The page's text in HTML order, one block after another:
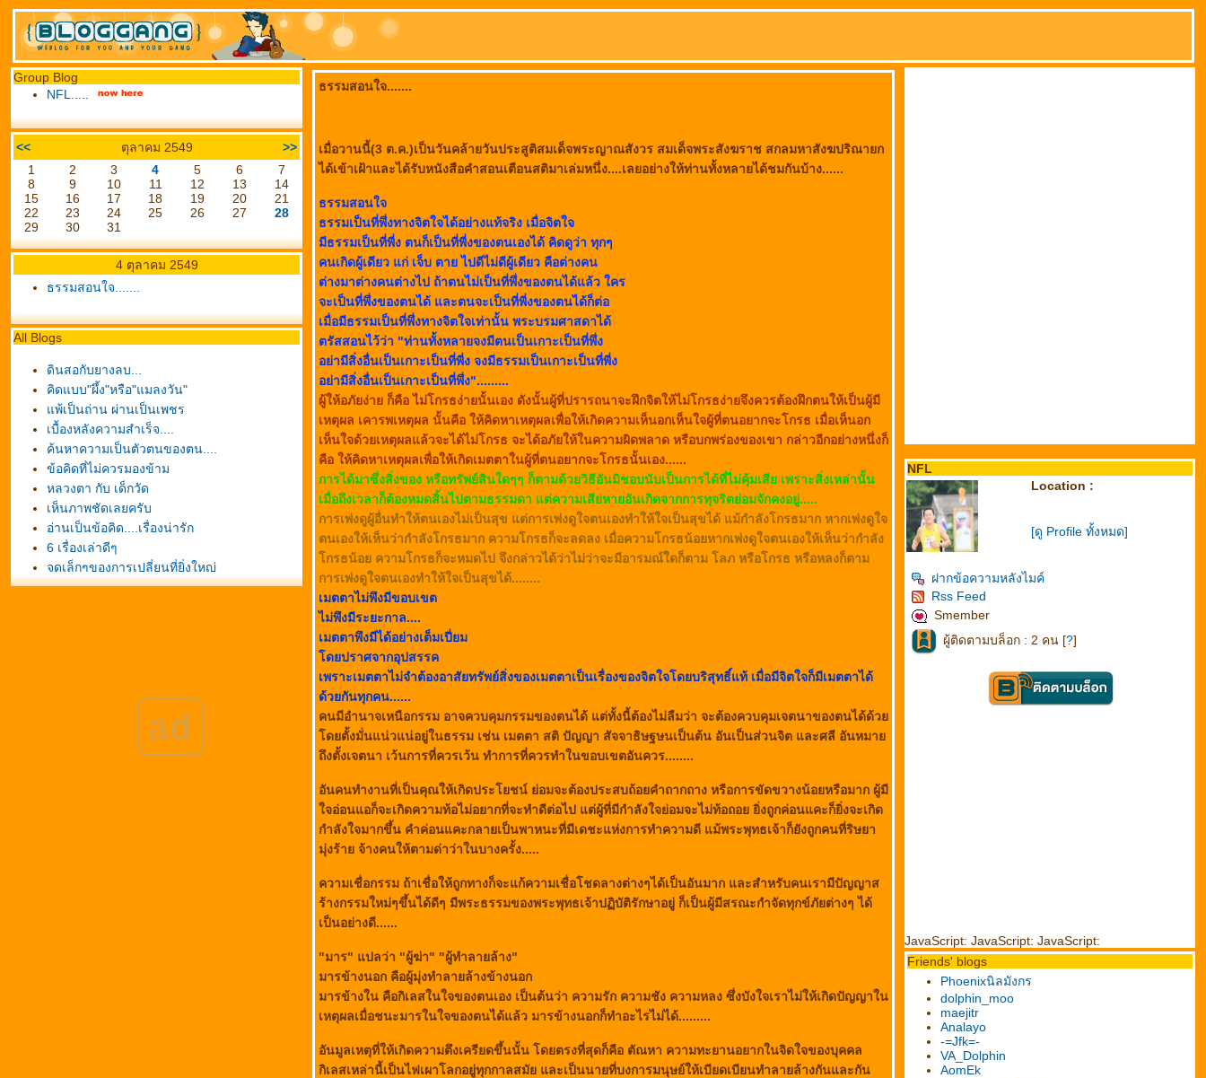
Group Blog
NFL.....
<< ตุลาคม 2549
>>
1
2 3 4 5 6
7
8
9 10 11 12 13
14
15
16 17 18 19 20
21
22
23 24 25 26 27
28
29
30 31
4 ตุลาคม 2549
ธรรมสอนใจ.......
All Blogs
ดินสอกับยางลบ...
คิดแบบ"ผึ้ง"หรือ"แมลงวัน"
พ้เป็นถ่าน ผ่านเป็นเพชร
เบื้องหลังความสำเร็จ....
ค้นหาความเป็นตัวตนของตน....
ข้อคิดที่ไม่ควรมองข้าม
หลวงตา กับ เด็กวัด
เห็นภาพชัดเลยครับ
อ่านเป็นข้อคิด....เรื่องน่ารัก
6 เรื่องเล่าดีๆ
จุดเล็กๆของการเปลี่ยนที่ยิ่งใหญ่
เสียง"สะท้อน" กฎแห่งชีวิต
รวบรวมเพลงเกี่ยวกับพ่อหลวง
ad
ธรรมสอนใจ.......
เมื่อวานนี้(3 ต.ค.)เป็นวันคล้ายวันประสูติสมเด็จพระญาณสังวร สมเด็จพระสังฆราช สกลมหาสังฆปริณายก
ได้เข้าเฝ้าและได้รับหนังสือคำสอนเตือนสติมาเล่มหนึ่ง....เลยอย่างให้ท่านทั้งหลายได้ชมกันบ้าง......
ธรรมสอนใจ
ธรรมเป็นที่พึ่งทางจิตใจได้อย่างแท้จริง เมื่อจิตใจ
มีธรรมเป็นที่พี่ง ตนก็เป็นที่พี่งของตนเองได้ คิดดูว่า ทุกๆ
คนเกิดผู้เดียว แก่ เจ็บ ตาย ไปดีไม่ดีผู้เดียว คือต่างคน
ต่างมาต่างคนต่างไป ถ้าตนไม่เป็นที่พึ่งของตนได้แล้ว ใคร
จะเป็นที่พึ่งของตนได้ และตนจะเป็นที่พี่งของตนได้ก็ต่อ
เมื่อมีธรรมเป็นที่พึ่งทางจิตใจเท่านั้น พระบรมศาสดาได้
ตรัสสอนไว้ว่า "ท่านทั้งหลายจงมีตนเป็นเกาะเป็นที่พึ่ง
อย่ามีสิ่งอื่นเป็นเกาะเป็นที่พี่ง จงมีธรรมเป็นเกาะเป็นที่พี่ง
อย่ามีสิ่งอื่นเป็นเกาะเป็นที่พึ่ง".........
ผู้ให้อภัยง่าย ก็คือ ไม่โกรธง่ายนั้นเอง ดังนั้นผู้ที่ปรารถนาจะฝึกจิตให้ไม่โกรธง่ายจึงควรต้องฝึกตนให้เป็นผู้มี
เหตุผล เคารพเหตุผล นั้นคือ ให้คิดหาเหตุผลเพื่อให้เกิดความเห็นอกเห็นใจผู้ที่ตนอยากจะโกรธ เมื่อเห็นอก
เห็นใจด้วยเหตุผลแล้วจะได้ไม่โกรธ จะได้อภัยให้ในความผิดพลาด หรือบกพร่องของเขา กล่าวอีกอย่างหนึ่งก็
คือ ให้คิดหาเหตุผลเพื่อให้เกิดเมตตาในผู้ที่ตนอยากจะโกรธนั้นเอง......
การได้มาซึ่งสิ่งของ หรือทรัพย์สินใดๆๆ ก็ตามด้วยวิธีอันมิชอบนับเป็นการได้ที่ไม่คุ้มเสีย เพราะสิ่งเหล่านั้น
เมื่อถึงเวลาก็ต้องหมดสิ้นไปตามธรรมดา แต่ความเสียหายอันเกิดจากการทุจริตย่อมจักคงอยู่.....
การเพ่งดูผู้อื่นทำให้ตนเองไม่เป็นสุข แต่การเพ่งดูใจตนเองทำให้ใจเป็นสุขได้ แม้กำลังโกรธมาก หากเพ่งดูใจ
ตนเองให้เห็นว่ากำลังโกรธมาก ความโกรธก็จะลดลง เมื่อความโกรธน้อยหากเพ่งดูใจตนเองให้เห็นว่ากำลัง
กรธน้อย ความโกรธก็จะหมดไป จึงกล่าวได้ว่าไม่ว่าจะมีอารมณ์ใดก็ตาม โลภ หรือโกรธ หรือหลงก็ตาม
การเพ่งดูใจตนเองทำให้ใจเป็นสุขได้........
เมตตาไม่พึงมีขอบเขต
ไม่พึงมีระยะกาล....
เมตตาพึงมีได้อย่างเต็มเปี่ยม
ดยปราศจากอุปสรรค
เพราะเมตตาไม่จำต้องอาสัยทรัพย์สิ่งของเมตตาเป็นเรื่องของจิตใจโดยบริสุทธิ์แท้ เมื่อมีจิตใจก็มีเมตตาได้
ด้วยกันทุกคน......
คนมีอำนาจเหนือกรรม อาจควบคุมกรรมของตนได้ แต่ทั้งนี้ต้องไม่ลืมว่า จะต้องควบคุมเจตนาของตนได้ด้ว
ดยตั้งมั่นแน่วแน่อยู่ในธรรม เช่น เมตตา สติ ปัญญา สัจจาธิษฐษนเป็นต้น อันเป็นส่วนจิต และศลี อันหมา
ถึงตั้งเจตนา เว้นการที่ควรเว้น ทำการที่ควรทำในขอบเขตอันควร........
อันคนทำงานที่เป็นคุณให้เกิดประโยชน์ ย่อมจะต้องประสบถ้อยคำถากถาง หรือการขัดขวางน้อยหรือมาก ผู้มี
จอ่อนแอก็จะเกิดความท้อไม่อยากที่จะทำดีต่อไป แต่ผู้ที่มีกำลังใจย่อมจะไม่ท้อถอย ยิ่งถูกค่อนแคะก็ยิ่งจะเกิด
กำลังใจมากขึ้น คำค่อนแคะกลายเป็นพาหนะที่มีเดชะแห่งการทำความดี แม้พระพุทธเจ้าก็ยังถูกคนที่ริษยา
มุ่งร้าย จ้างคนให้ตามด่าว่าในบางครั้ง.....
ความเชื่อกรรม ถ้าเชื่อให้ถูกทางก็จะแก้ความเชื่อโชดลางต่างๆได้เป็นอันมาก และสำหรับคนเรามีปัญญาส
ร้างกรรมใหม่ๆขึ้นได้ดีๆ มีพระธรรมของพระพุทธเจ้าปฏิบัติรักษาอยู่ ก็เป็นผู้มีสรณะกำจัดทุกข์ภัยต่างๆ ได้
เป็นอย่างดี......
"มาร" แปลว่า "ผู้ฆ่า" "ผู้ทำลายล้าง"
มารข้างนอก คือผู้มุ่งทำลายล้างข้างนอก
มารข้างใน คือกิเลสในใจของตนเอง เป็นต้นว่า ความรัก ความชัง ความหลง ซึ่งบังใจเราไม่ให้เกิดปัญญาใน
เหตุผลเมื่อชนะมารในใจของตนได้แล้ว มารข้างนอกก็ทำอะไรไม่ได้.........
อันมูลเหตุที่ให้เกิดความตึงเครียดขึ้นนั้น โดยตรงที่สุดก็คือ ตัณหา ความทะยานอยากในจิดใจของบุคคล
กิเลสเหล่านี้เป็นไฟเผาโลกอยู่ทุกกาลสมัย และเป็นนายที่บงการมนุษย์ให้เบียดเบียนทำลายล้างกันและกัน
NFL
Location :
[ดู Profile ทั้งหมด]
ฝากข้อความหลังไมค์
Rss Feed
Smember
ผู้ติดตามบล็อก : 2 คน [?]
JavaScript: JavaScript: JavaScript:
Friends' blogs
Phoenixนิลมังกร
dolphin_moo
maejitr
Analayo
-=Jfk=-
VA_Dolphin
AomEk